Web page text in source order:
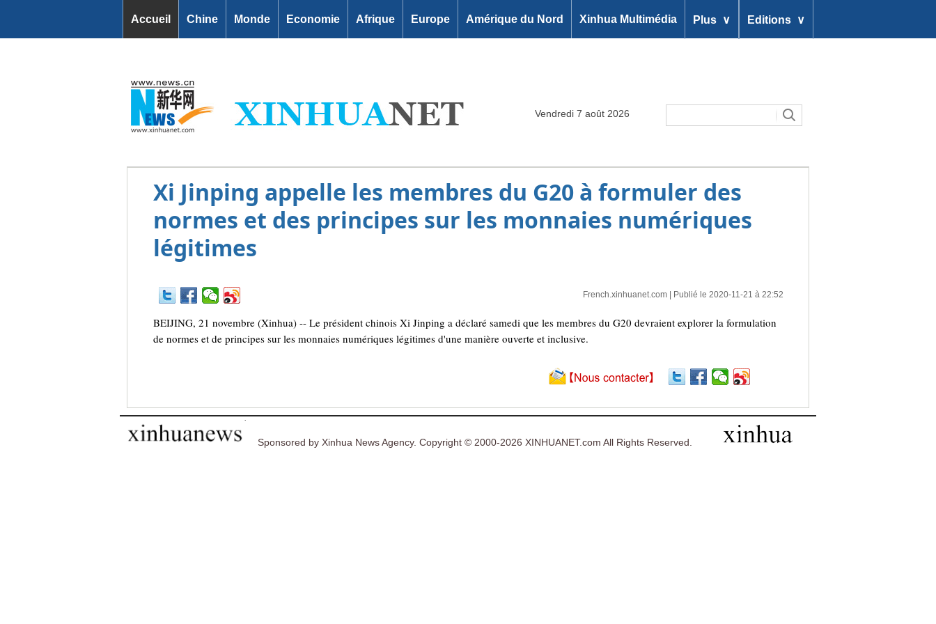
Accueil Chine Monde Economie Afrique Europe Amérique du Nord Xinhua Multimédia Plus ∨ Editions ∨
Vendredi 7 août 2026
Xi Jinping appelle les membres du G20 à formuler des
normes et des principes sur les monnaies numériques
légitimes
French.xinhuanet.com| Publié le 2020-11-21 à 22:52
BEIJING, 21 novembre (Xinhua) -- Le président chinois Xi Jinping a déclaré samedi que les membres du G20 devraient explorer la formulation
de normes et de principes sur les monnaies numériques légitimes d'une manière ouverte et inclusive.
Sponsored by Xinhua News Agency. Copyright © 2000-2026 XINHUANET.com All Rights Reserved.